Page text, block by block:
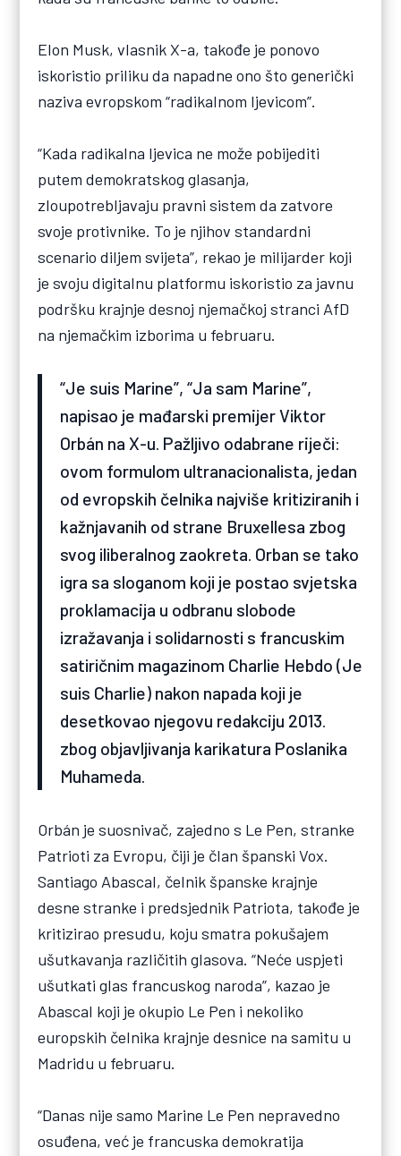
Elon Musk, vlasnik X-a, takođe je ponovo
iskoristio priliku da napadne ono što generički
naziva evropskom “radikalnom ljevicom”.
“Kada radikalna ljevica ne može pobijediti
putem demokratskog glasanja,
zloupotrebljavaju pravni sistem da zatvore
svoje protivnike. To je njihov standardni
scenario diljem svijeta”, rekao je milijarder koji
je svoju digitalnu platformu iskoristio za javnu
podršku krajnje desnoj njemačkoj stranci AfD
na njemačkim izborima u februaru.
“Je suis Marine”, “Ja sam Marine”,
napisao je mađarski premijer Viktor
Orbán na X-u. Pažljivo odabrane riječi:
ovom formulom ultranacionalista, jedan
od evropskih čelnika najviše kritiziranih i
kažnjavanih od strane Bruxellesa zbog
svog iliberalnog zaokreta. Orban se tako
igra sa sloganom koji je postao svjetska
proklamacija u odbranu slobode
izražavanja i solidarnosti s francuskim
satiričnim magazinom Charlie Hebdo (Je
suis Charlie) nakon napada koji je
desetkovao njegovu redakciju 2013.
zbog objavljivanja karikatura Poslanika
Muhameda.
Orbán je suosnivač, zajedno s Le Pen, stranke
Patrioti za Evropu, čiji je član španski Vox.
Santiago Abascal, čelnik španske krajnje
desne stranke i predsjednik Patriota, takođe je
kritizirao presudu, koju smatra pokušajem
ušutkavanja različitih glasova. “Neće uspjeti
ušutkati glas francuskog naroda”, kazao je
Abascal koji je okupio Le Pen i nekoliko
europskih čelnika krajnje desnice na samitu u
Madridu u februaru.
“Danas nije samo Marine Le Pen nepravedno
osuđena, već je francuska demokratija